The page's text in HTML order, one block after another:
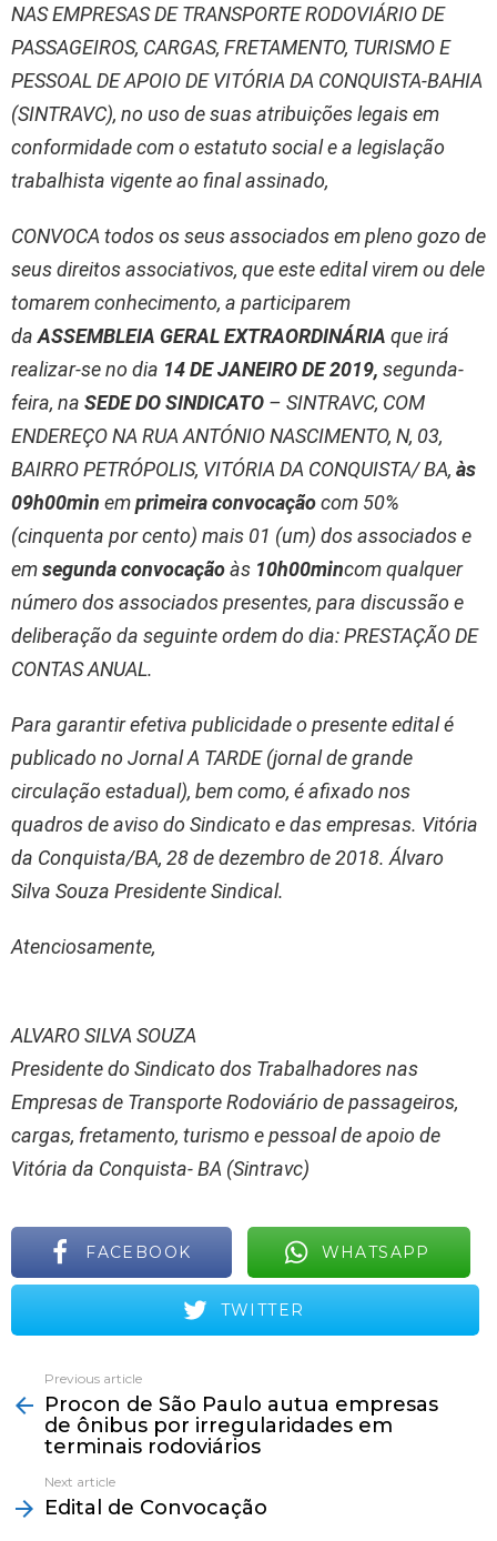
NAS EMPRESAS DE TRANSPORTE RODOVIÁRIO DE
PASSAGEIROS, CARGAS, FRETAMENTO, TURISMO E
PESSOAL DE APOIO DE VITÓRIA DA CONQUISTA-BAHIA
(SINTRAVC), no uso de suas atribuições legais em
conformidade com o estatuto social e a legislação
trabalhista vigente ao final assinado,
CONVOCA todos os seus associados em pleno gozo de
seus direitos associativos, que este edital virem ou dele
tomarem conhecimento, a participarem
daASSEMBLEIA GERAL EXTRAORDINÁRIA que irá
realizar-se no dia 14 DE JANEIRO DE 2019, segunda-
feira, na SEDE DO SINDICATO – SINTRAVC, COM
ENDEREÇO NA RUA ANTÓNIO NASCIMENTO, N, 03,
BAIRRO PETRÓPOLIS, VITÓRIA DA CONQUISTA/ BA, às
09h00min emprimeira convocaçãocom 50%
(cinquenta por cento) mais 01 (um) dos associados e
emsegunda convocaçãoàs 10h00mincom qualquer
número dos associados presentes, para discussão e
deliberação da seguinte ordem do dia: PRESTAÇÃO DE
CONTAS ANUAL.
Para garantir efetiva publicidade o presente edital é
publicado no Jornal A TARDE (jornal de grande
circulação estadual), bem como, é afixado nos
quadros de aviso do Sindicato e das empresas. Vitória
da Conquista/BA, 28 de dezembro de 2018. Álvaro
Silva Souza Presidente Sindical.
Atenciosamente,
ALVARO SILVA SOUZA
Presidente do Sindicato dos Trabalhadores nas
Empresas de Transporte Rodoviário de passageiros,
cargas, fretamento, turismo e pessoal de apoio de
Vitória da Conquista- BA (Sintravc)
FACEBOOK WHATSAPP
TWITTER
more
Previous article
Procon de São Paulo autua empresas
de ônibus por irregularidades em
terminais rodoviários
Next article
Edital de Convocação